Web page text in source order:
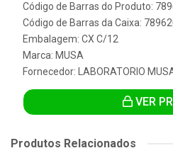
Código de Barras do Produto:
Código de Barras da Caixa:
Embalagem: CX C/12
Marca: MUSA
Fornecedor:
LABORATORIO
VER
Produtos Relacionados